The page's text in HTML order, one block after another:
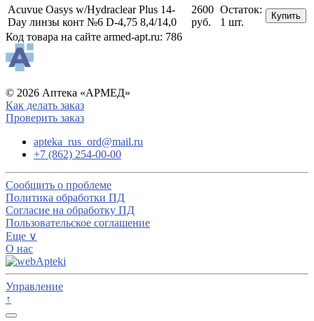
Acuvue Oasys w/Hydraclear Plus 14-
Day линзы конт №6 D-4,75 8,4/14,0
2600
руб.
Остаток:
1 шт.
Купить
Код товара на сайте armed-apt.ru: 786
© 2026 Аптека «АРМЕД»
Как делать заказ
Проверить заказ
apteka_rus_ord@mail.ru
+7 (862) 254-00-00
Сообщить о проблеме
Политика обработки ПД
Согласие на обработку ПД
Пользовательское соглашение
Еще ∨
О нас
Управление
↑